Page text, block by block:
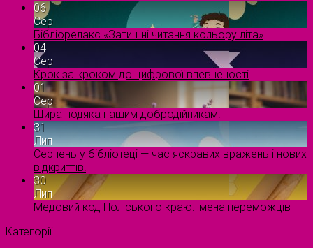
06
Сер
Бібліорелакс «Затишні читання кольору літа»
04
Сер
Крок за кроком до цифрової впевненості
01
Сер
Щира подяка нашим добродійникам!
31
Лип
Серпень у бібліотеці — час яскравих вражень і нових
відкриттів!
30
Лип
Медовий код Поліського краю: імена переможців
Категорії